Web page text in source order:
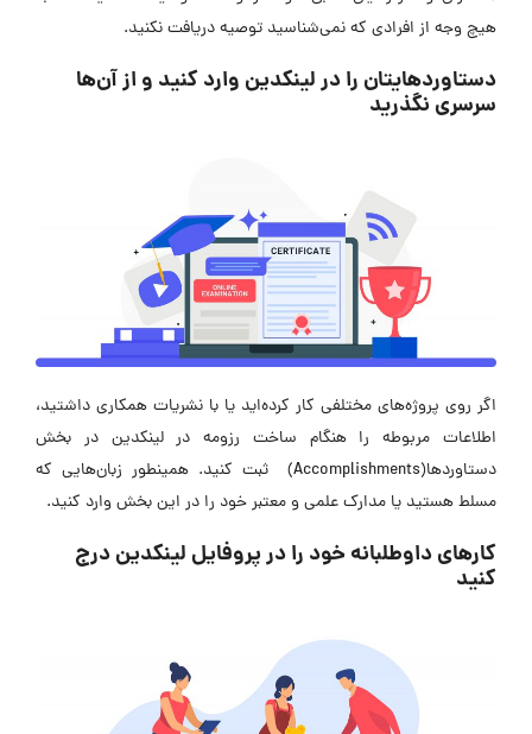
هیچ وجه از افرادی که نمی‌شناسید توصیه دریافت نکنید.
دستاوردهایتان را در لینکدین وارد کنید و از آن‌ها
سرسری نگذرید
اگر روی پروژه‌های مختلفی کار کرده‌اید یا با نشریات همکاری داشتید،
اطلاعات مربوطه را هنگام ساخت رزومه در لینکدین در بخش
دستاوردها(Accomplishments) ثبت کنید. همینطور زبان‌هایی که
مسلط هستید یا مدارک علمی و معتبر خود را در این بخش وارد کنید.
کارهای داوطلبانه خود را در پروفایل لینکدین درج
کنید